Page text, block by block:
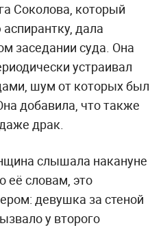
Соколова, который
дала
заседании суда. Она
устраивал
шум от которых был
добавила, что также
драк.
слышала накануне
её словам, это
девушка за стеной
у второго